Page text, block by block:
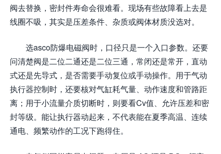
阀去替换，密封件寿命会很难看。现场有些故障看上去是
线圈不吸，其实是压差条件、杂质或阀体材质没选对。
选asco防爆电磁阀时，口径只是一个入口参数。还要
问清楚阀是二位二通还是二位三通，常闭还是常开，直动
式还是先导式，是否需要手动复位或手动操作。用于气动
执行器控制时，还要核对气缸耗气量、动作速度和管路距
离；用于小流量介质切断时，则要看Cv值、允许压差和密
封等级。能让执行器动起来，不代表能在夏季高温、连续
通电、频繁动作的工况下跑得住。